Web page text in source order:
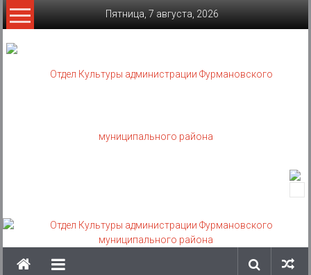
Skip
to
Пятница, 7 августа, 2026
администрации
Фурмановского